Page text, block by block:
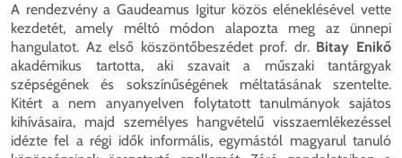
A rendezvény a Gaudeamus Igitur közös eléneklésével vette
kezdetét, amely méltó módon alapozta meg az ünnepi
hangulatot. Az első köszöntőbeszédet prof. dr. Bitay Enikő
akadémikus tartotta, aki szavait a műszaki tantárgyak
szépségének és sokszínűségének méltatásának szentelte.
Kitért a nem anyanyelven folytatott tanulmányok sajátos
kihívásaira, majd személyes hangvételű visszaemlékezéssel
idézte fel a régi idők informális, egymástól magyarul tanuló